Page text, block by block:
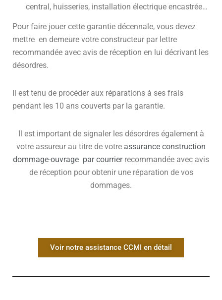
central, huisseries, installation électrique encastrée…
Pour faire jouer cette garantie décennale, vous devez
mettre en demeure votre constructeur par lettre
recommandée avec avis de réception en lui décrivant les
désordres.
Il est tenu de procéder aux réparations à ses frais
pendant les 10 ans couverts par la garantie.
Il est important de signaler les désordres également à
votre assureur au titre de votre assurance construction
dommage-ouvrage par courrierrecommandée avec avis
de réception pour obtenir une réparation de vos
dommages.
Voir notre assistance CCMI en détail